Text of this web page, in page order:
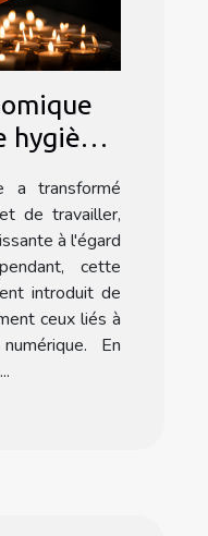
hygiène
a transformé
de travailler,
à l'égard
cette
introduit de
ceux liés à
En